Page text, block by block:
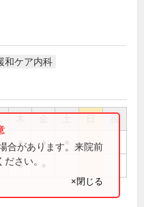
和ケア内科
祝
● ●
●
合があります。来院前
さい。
×閉じる